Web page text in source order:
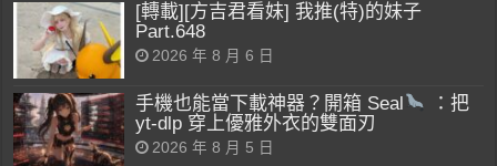
[轉載][方吉君看妹] 我推(特)的妹子
Part.648
2026 年 8 月 6 日
手機也能當下載神器？開箱 Seal
：把
yt-dlp 穿上優雅外衣的雙面刃
2026 年 8 月 5 日